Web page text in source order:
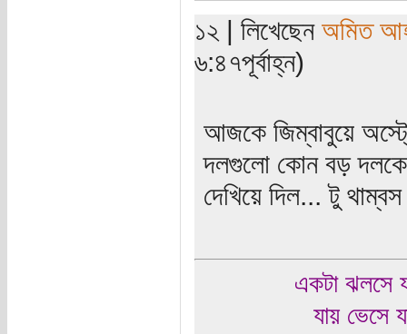
১২ | লিখেছেন অমিত
৬:৪৭পূর্বাহ্ন)
আজকে জিম্বাবুয়ে
দলগুলো কোন বড় দলকে
দেখিয়ে দিল... টু
একটা ঝলসে
যায় ভেসে